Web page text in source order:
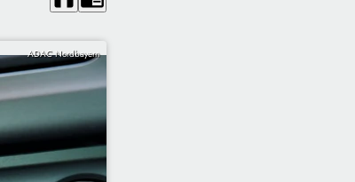
ADAC Nordbayern